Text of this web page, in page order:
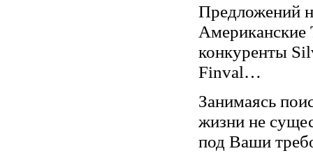
Предложений
Американские
конкуренты
Finval…
Занимаясь
жизни не
под Ваши